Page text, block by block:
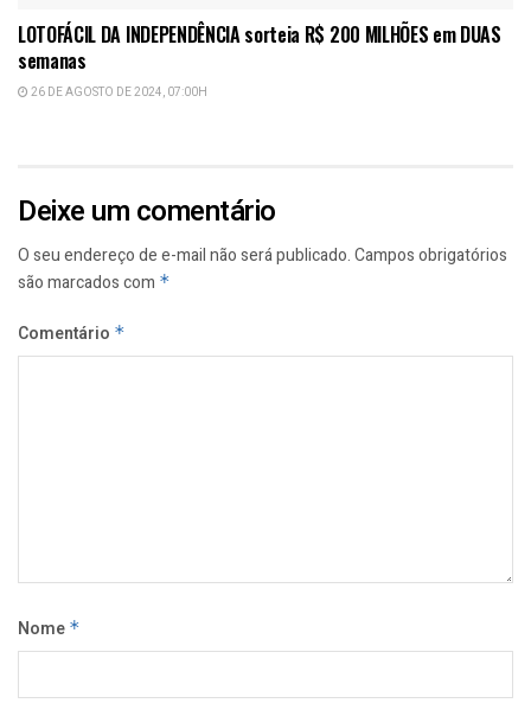
LOTOFÁCIL DA INDEPENDÊNCIA sorteia R$ 200 MILHÕES em DUAS
semanas
26 DE AGOSTO DE 2024, 07:00H
Deixe um comentário
O seu endereço de e-mail não será publicado.Campos obrigatórios
são marcados com *
Comentário *
Nome *